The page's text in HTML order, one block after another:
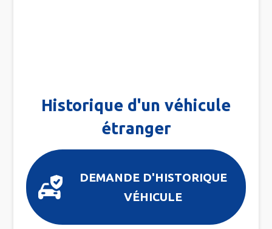
Historique d'un véhicule
étranger
DEMANDE D'HISTORIQUE
VÉHICULE